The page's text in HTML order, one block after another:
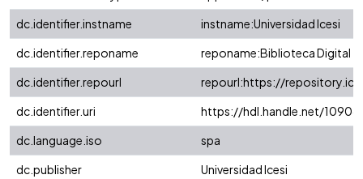
dc.identifier.instname
instname:Universidad Icesi
dc.identifier.reponame
reponame:Biblioteca Digital
dc.identifier.repourl
repourl:https://
dc.identifier.uri
https://hdl.handle.net/
dc.language.iso
spa
dc.publisher
Universidad Icesi